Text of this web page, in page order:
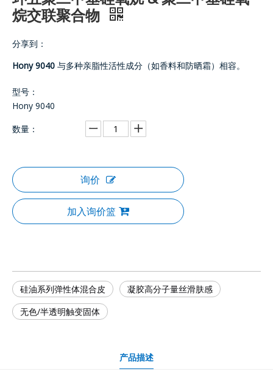
烷交联聚合物
分享到：
Hony 9040 与多种亲脂性活性成分（如香​​料和防晒霜）相容。
型号：
Hony 9040
数量：
询价
加入询价篮
硅油系列弹性体混合皮
凝胶高分子量丝滑肤感
无色/半透明触变固体
产品描述